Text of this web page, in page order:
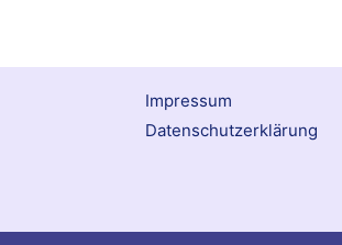
Impressum
Datenschutzerklärung